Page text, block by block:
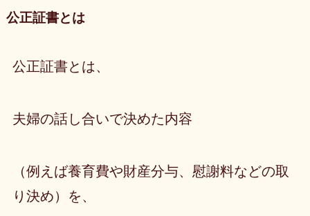
公正証書とは
公正証書とは、
夫婦の話し合いで決めた内容
（例えば養育費や財産分与、慰謝料などの取
り決め）を、